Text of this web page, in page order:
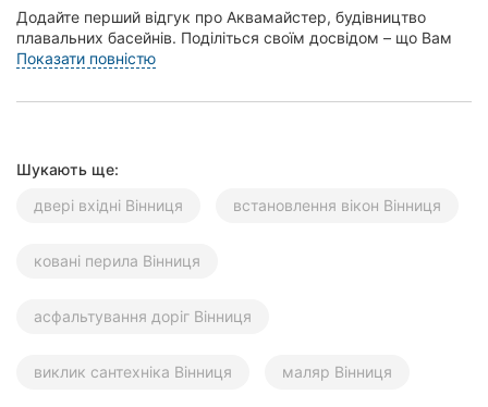
Суми
Івано-
Ужгород
Карпати
Додайте перший відгук про Аквамайстер, будівництво
плавальних басейнів. Поділіться своїм досвідом – що Вам
сподобалось, а що ні! Це допоможе іншим жит...
Показати повністю
Шукають ще:
двері вхідні Вінниця
встановлення вікон Вінниця
ковані перила Вінниця
асфальтування доріг Вінниця
виклик сантехніка Вінниця маляр Вінниця